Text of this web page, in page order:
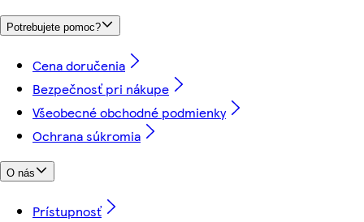
Potrebujete pomoc?
Cena doručenia
Bezpečnosť pri nákupe
Všeobecné obchodné podmienky
Ochrana súkromia
O nás
Prístupnosť